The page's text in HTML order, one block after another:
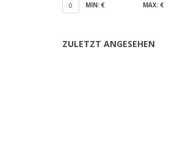
0 MIN: € MAX: €
ZULETZT ANGESEHEN